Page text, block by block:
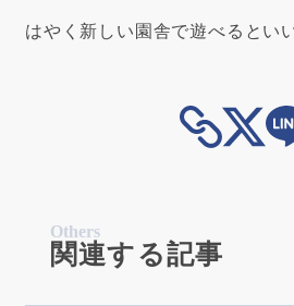
はやく新しい園舎で遊べるとい
Others
関連する記事